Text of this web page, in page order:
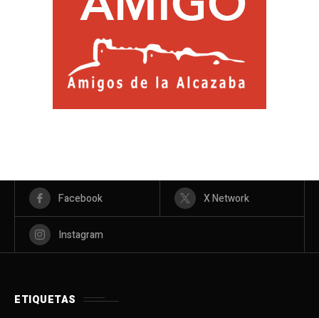
Facebook X Network
Instagram
ETIQUETAS